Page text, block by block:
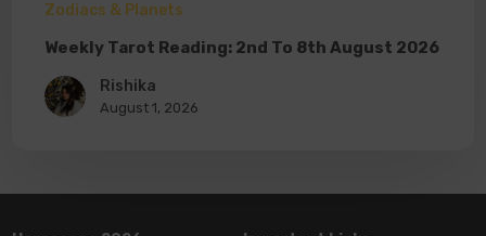
Zodiacs & Planets
Weekly Tarot Reading: 2nd To 8th August 2026
Rishika
August 1, 2026